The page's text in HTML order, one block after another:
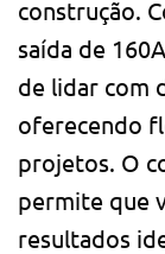
construção.
saída de
de lidar com
oferecendo
projetos. O
permite que
resultados